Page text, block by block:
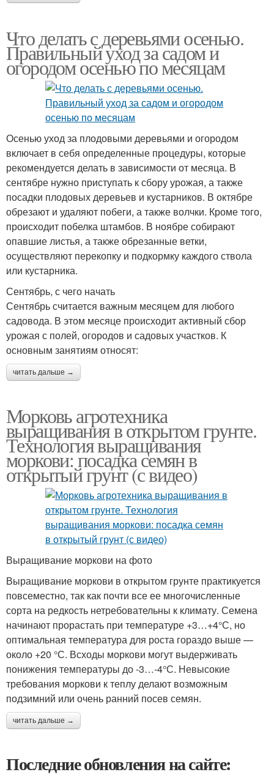
Что делать с деревьями осенью.
Правильный уход за садом и
огородом осенью по месяцам
Осенью уход за плодовыми деревьями и огородом
включает в себя определенные процедуры, которые
рекомендуется делать в зависимости от месяца. В
сентябре нужно приступать к сбору урожая, а также
посадки плодовых деревьев и кустарников. В октябре
обрезают и удаляют побеги, а также волчки. Кроме того,
происходит побелка штамбов. В ноябре собирают
опавшие листья, а также обрезанные ветки,
осуществляют перекопку и подкормку каждого ствола
или кустарника.
Сентябрь, с чего начать
Сентябрь считается важным месяцем для любого
садовода. В этом месяце происходит активный сбор
урожая с полей, огородов и садовых участков. К
основным занятиям относят:
читать дальше →
Морковь агротехника
выращивания в открытом грунте.
Технология выращивания
моркови: посадка семян в
открытый грунт (с видео)
Выращивание моркови на фото
Выращивание моркови в открытом грунте практикуется
повсеместно, так как почти все ее многочисленные
сорта на редкость нетребовательны к климату. Семена
начинают прорастать при температуре +3…+4°С, но
оптимальная температура для роста гораздо выше —
около +20 °С. Всходы моркови могут выдерживать
понижения температуры до -3…-4°С. Невысокие
требования моркови к теплу делают возможным
подзимний или очень ранний посев семян.
читать дальше →
Последние обновления на сайте: